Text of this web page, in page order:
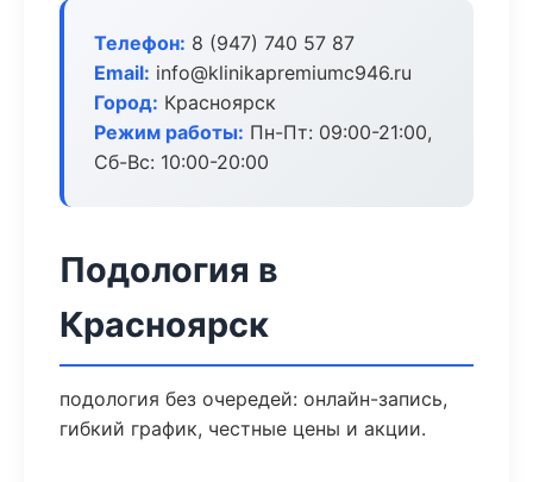
Телефон: 8 (947) 740 57 87
Email: info@klinikapremiumc946.ru
Город: Красноярск
Режим работы: Пн-Пт: 09:00-21:00,
Сб-Вс: 10:00-20:00
Подология в
Красноярск
подология без очередей: онлайн-запись,
гибкий график, честные цены и акции.